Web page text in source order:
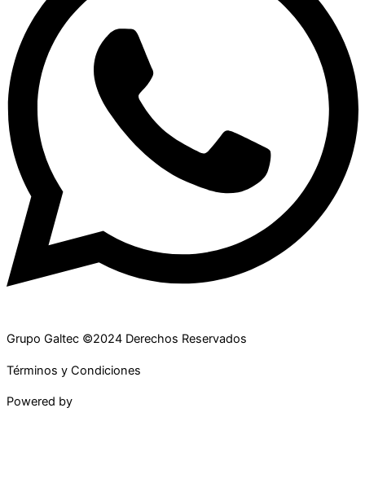
Grupo Galtec ©2024 Derechos Reservados
Términos y Condiciones
Powered by